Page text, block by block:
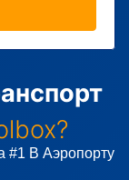
#1 В Аэропорту